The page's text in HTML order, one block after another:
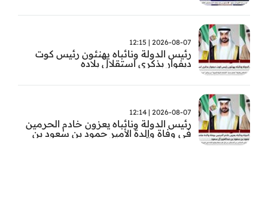
الوالد المؤسس
2026-08-07 | 12:15
رئيس الدولة ونائباه يهنئون رئيس كوت
ديفوار بذكرى استقلال بلاده
2026-08-07 | 12:14
رئيس الدولة ونائباه يعزون خادم الحرمين
في وفاة والدة الأمير حمود بن سعود بن